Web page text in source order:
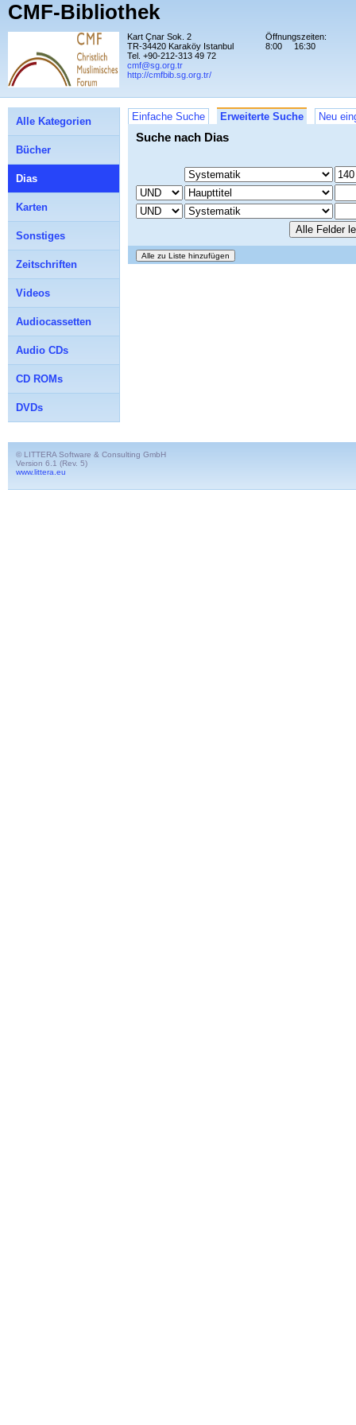
CMF-Bibliothek
Kart Çnar Sok. 2
TR-34420 Karaköy Istanbul
Tel. +90-212-313 49 72
cmf@sg.org.tr
http://cmfbib.sg.org.tr/
Öffnungszeiten:
8:00
16:30
Einfache Suche Erweiterte Suche Neu
Suche nach Dias
Alle Kategorien
Bücher
Dias
Karten
Sonstiges
Zeitschriften
Videos
Audiocassetten
Audio CDs
CD ROMs
DVDs
© LITTERA Software & Consulting GmbH
Version 6.1 (Rev. 5)
www.littera.eu